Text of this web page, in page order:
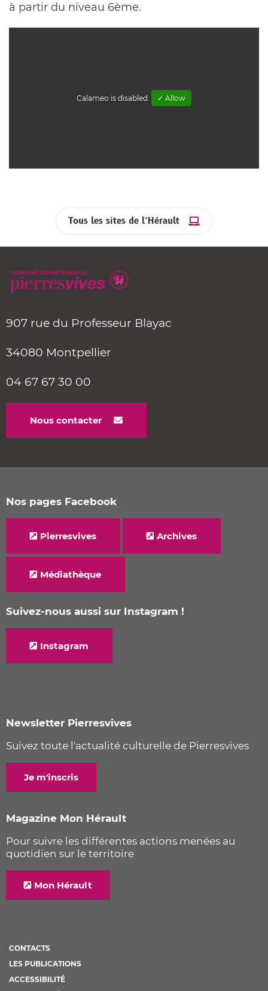
à partir du niveau 6ème.
Calameo is disabled. ✓ Allow
Tous les sites de l’Hérault
907 rue du Professeur Blayac
34080 Montpellier
04 67 67 30 00
Nous contacter
Nos pages Facebook
Pierresvives Archives
Médiathèque
Suivez-nous aussi sur Instagram !
Instagram
Newsletter Pierresvives
Suivez toute l'actualité culturelle de Pierresvives
Je m'inscris
Magazine Mon Hérault
Pour suivre les différentes actions menées au
quotidien sur le territoire
Mon Hérault
CONTACTS
LES PUBLICATIONS
ACCESSIBILITÉ